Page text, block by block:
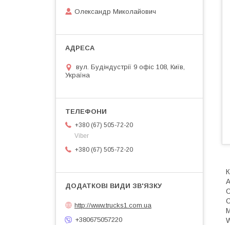
Олександр Миколайович
вул. Будіндустрії 9 офіс 108, Київ,
Україна
+380 (67) 505-72-20
Viber
+380 (67) 505-72-20
http://www.trucks1.com.ua
+380675057220